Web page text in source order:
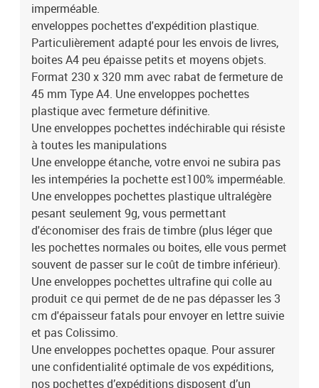
imperméable.
enveloppes pochettes d'expédition plastique.
Particulièrement adapté pour les envois de livres,
boites A4 peu épaisse petits et moyens objets.
Format 230 x 320 mm avec rabat de fermeture de
45 mm Type A4. Une enveloppes pochettes
plastique avec fermeture définitive.
Une enveloppes pochettes indéchirable qui résiste
à toutes les manipulations
Une enveloppe étanche, votre envoi ne subira pas
les intempéries la pochette est100% imperméable.
Une enveloppes pochettes plastique ultralégère
pesant seulement 9g, vous permettant
d'économiser des frais de timbre (plus léger que
les pochettes normales ou boites, elle vous permet
souvent de passer sur le coût de timbre inférieur).
Une enveloppes pochettes ultrafine qui colle au
produit ce qui permet de de ne pas dépasser les 3
cm d'épaisseur fatals pour envoyer en lettre suivie
et pas Colissimo.
Une enveloppes pochettes opaque. Pour assurer
une confidentialité optimale de vos expéditions,
nos pochettes d’expéditions disposent d’un